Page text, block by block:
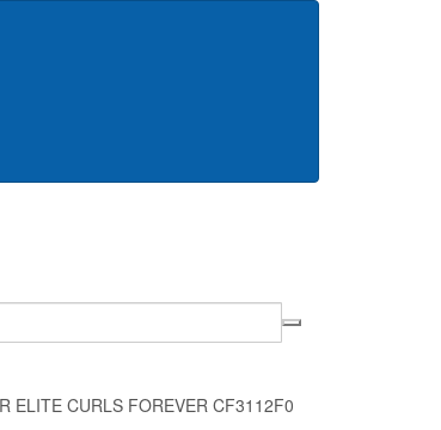
ELITE CURLS FOREVER CF3112F0